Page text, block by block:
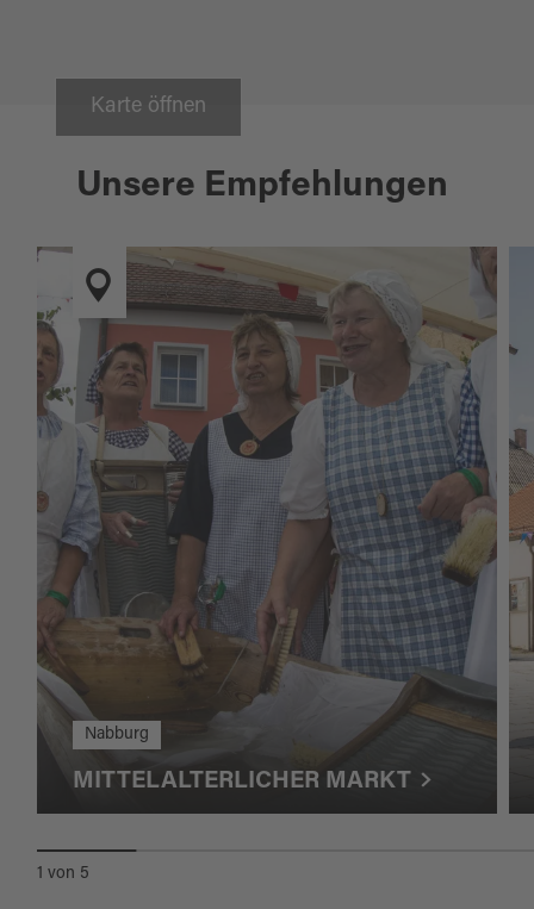
Karte öffnen
Unsere Empfehlungen
Nabburg
MITTELALTERLICHER MARKT
1 von 5